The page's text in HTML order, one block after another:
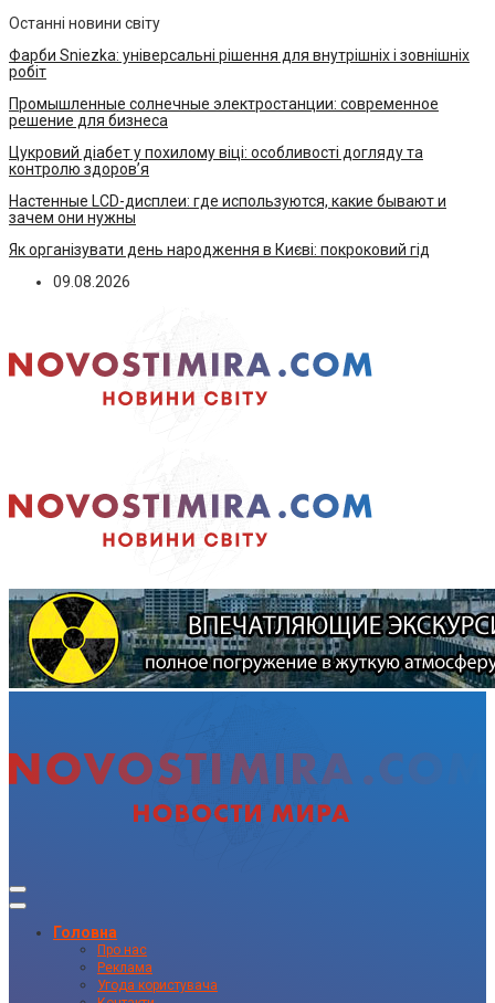
Останні новини світу
Фарби Sniezka: універсальні рішення для внутрішніх і зовнішніх
робіт
Промышленные солнечные электростанции: современное
решение для бизнеса
Цукровий діабет у похилому віці: особливості догляду та
контролю здоров’я
Настенные LCD-дисплеи: где используются, какие бывают и
зачем они нужны
Як організувати день народження в Києві: покроковий гід
09.08.2026
Головна
Про нас
Реклама
Угода користувача